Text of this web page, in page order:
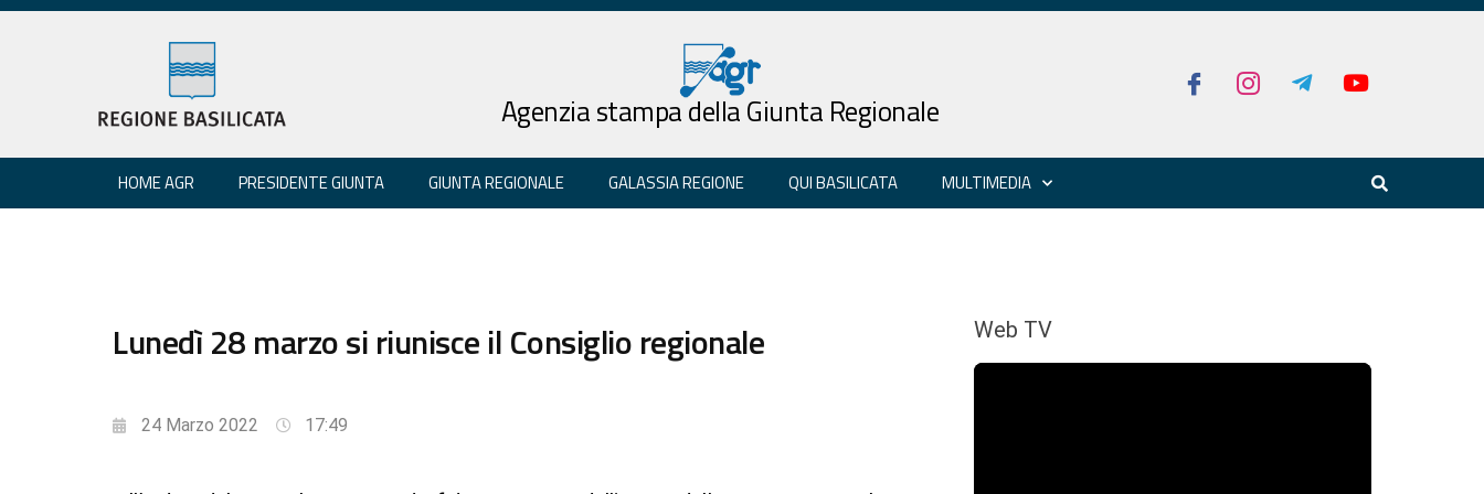
Agenzia stampa della Giunta Regionale
HOME AGR PRESIDENTE GIUNTA GIUNTA REGIONALE GALASSIA REGIONE QUI BASILICATA MULTIMEDIA
Lunedì 28 marzo si riunisce il Consiglio regionale
24 Marzo 2022 17:49
Web TV